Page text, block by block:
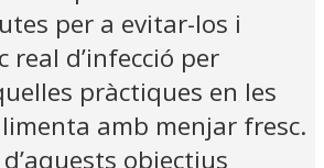
per a evitar-los i
real d’infecció per
pràctiques en les
amb menjar fresc.
objectius